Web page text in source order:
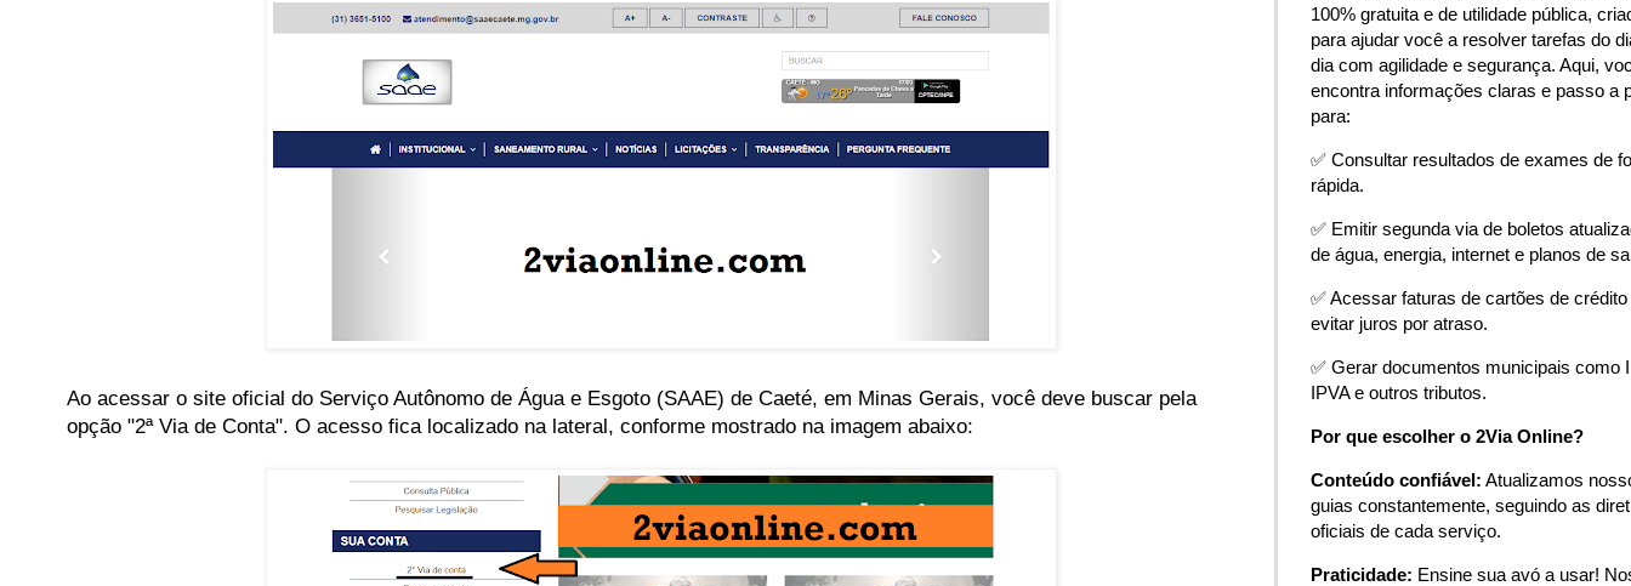
Ao acessar o site oficial do Serviço Autônomo de Água e Esgoto (SAAE) de Caeté, em Minas Gerais, você deve buscar pela
opção "2ª Via de Conta". O acesso fica localizado na lateral, conforme mostrado na imagem abaixo:
100% gratuita e de utilidade pública,
para ajudar você a resolver tarefas do
dia com agilidade e segurança. Aqui,
encontra informações claras e passo a
para:
✅ Consultar resultados de exames de
rápida.
✅ Emitir segunda via de boletos
de água, energia, internet e planos de
✅ Acessar faturas de cartões de crédito
evitar juros por atraso.
✅ Gerar documentos municipais como
IPVA e outros tributos.
Por que escolher o 2Via Online?
Conteúdo confiável: Atualizamos
guias constantemente, seguindo as
oficiais de cada serviço.
Praticidade: Ensine sua avó a usar!